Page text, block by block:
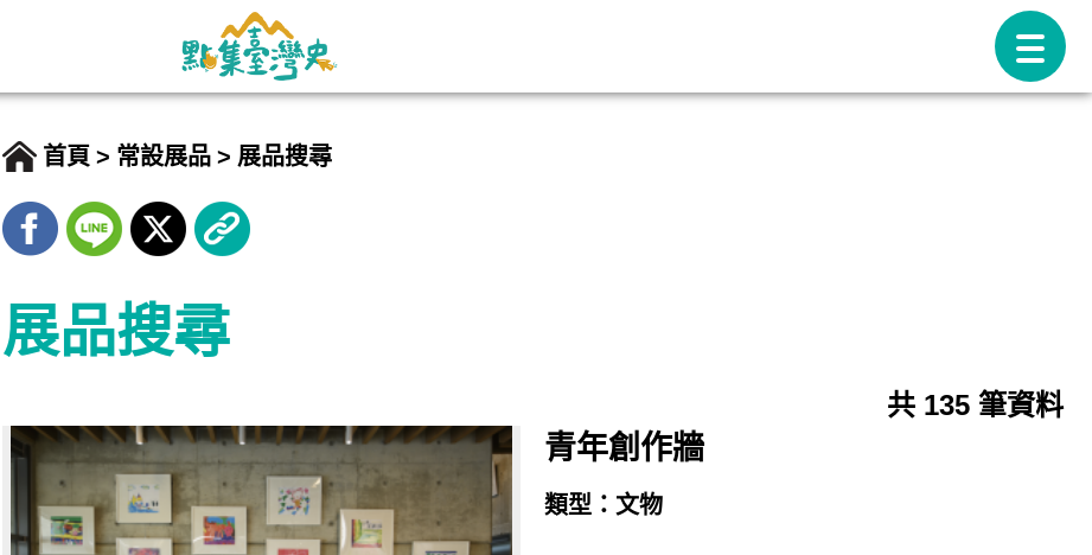
首頁 常設展品 展品搜尋
展品搜尋
共 135 筆資料
青年創作牆
類型： 文物